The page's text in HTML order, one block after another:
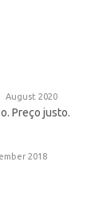
August 2020
Preço justo.
2018